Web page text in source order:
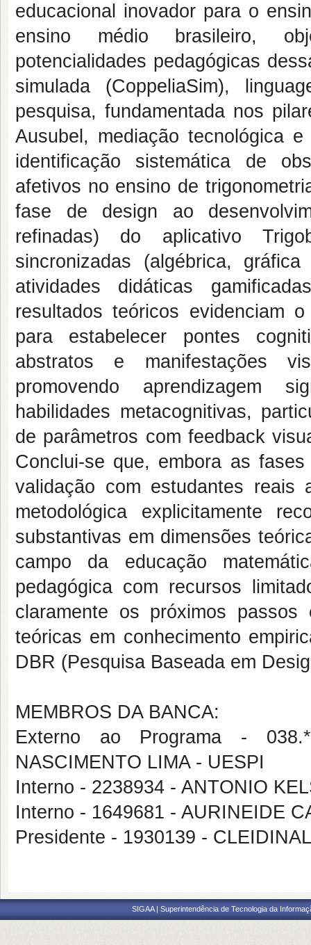
educacional inovador para o
ensino médio brasileiro,
potencialidades pedagógicas
simulada (CoppeliaSim),
pesquisa, fundamentada nos
Ausubel, mediação tecnológica
identificação sistemática de
afetivos no ensino de
fase de design ao
refinadas) do aplicativo
sincronizadas (algébrica,
atividades didáticas
resultados teóricos evidenciam
para estabelecer pontes
abstratos e manifestações
promovendo aprendizagem
habilidades metacognitivas,
de parâmetros com feedback
Conclui-se que, embora as
validação com estudantes reais
metodológica explicitamente
substantivas em dimensões
campo da educação
pedagógica com recursos
claramente os próximos passos
teóricas em conhecimento
DBR (Pesquisa Baseada em
MEMBROS DA BANCA:
Externo ao Programa -
NASCIMENTO LIMA - UESPI
Interno - 2238934 - ANTONIO
Interno - 1649681 - AURINEIDE
Presidente - 1930139 -
SIGAA | Superintendência de Tecnologia da